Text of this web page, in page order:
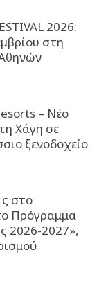
2026:
στη
– Νέο
Χάγη σε
ξενοδοχείο
στο
Πρόγραμμα
2026-2027»,